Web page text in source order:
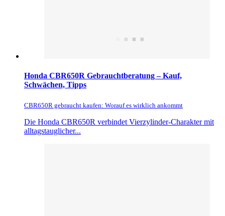
Honda CBR650R Gebrauchtberatung – Kauf,
Schwächen, Tipps
CBR650R gebraucht kaufen: Worauf es wirklich ankommt
Die Honda CBR650R verbindet Vierzylinder-Charakter mit
alltagstauglicher...